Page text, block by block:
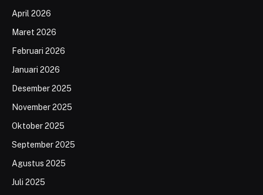
April 2026
Maret 2026
Februari 2026
Januari 2026
Desember 2025
November 2025
Oktober 2025
September 2025
Agustus 2025
Juli 2025